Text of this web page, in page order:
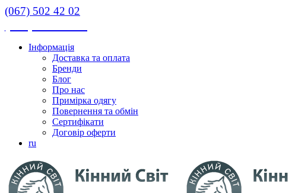
(067) 502 42 02
Інформація
Доставка та оплата
Бренди
Блог
Про нас
Примірка одягу
Повернення та обмін
Сертифікати
Договір оферти
ru